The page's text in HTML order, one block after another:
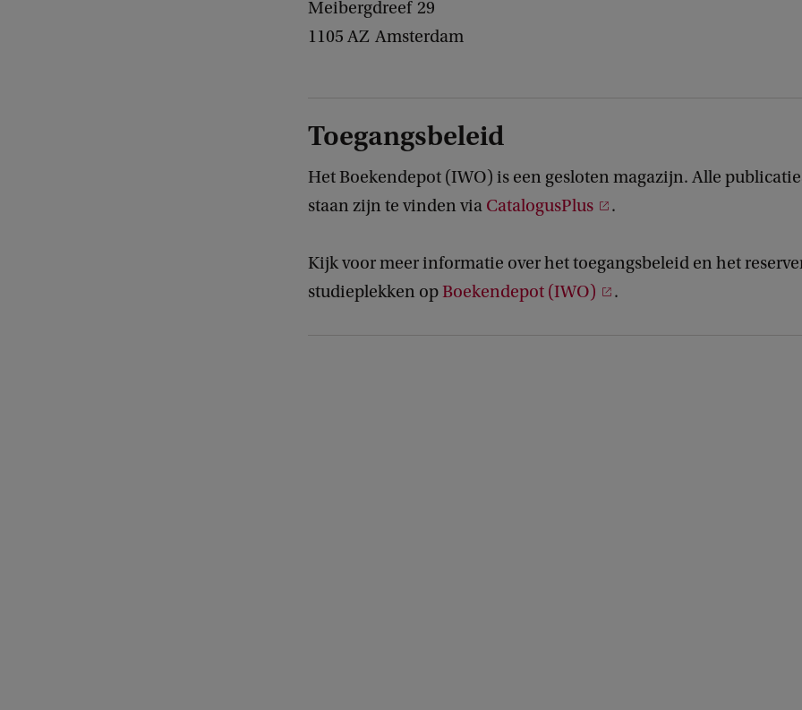
Meibergdreef 29
1105 AZ Amsterdam
Toegangsbeleid
Het Boekendepot (IWO) is een gesloten magazijn. Alle
staan zijn te vinden via CatalogusPlus .
Kijk voor meer informatie over het toegangsbeleid en het
studieplekken opBoekendepot (IWO) .